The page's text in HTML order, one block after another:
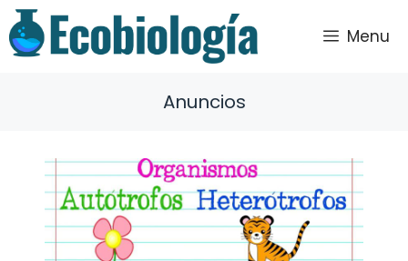
Saltar
al
contenido
Menu
Anuncios